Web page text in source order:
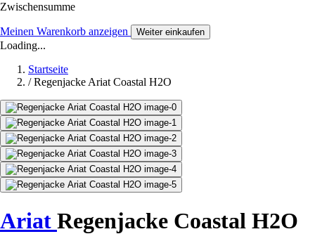
Zwischensumme
Meinen Warenkorb anzeigen Weiter einkaufen
Loading...
Startseite
/ Regenjacke Ariat Coastal H2O
Ariat Regenjacke Coastal H2O